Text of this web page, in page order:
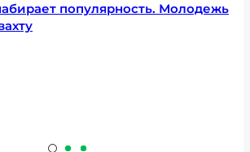
популярность. Молодежь